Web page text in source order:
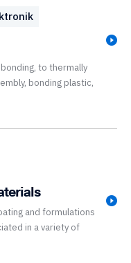
to thermally
bonding plastic,
and formulations
in a variety of